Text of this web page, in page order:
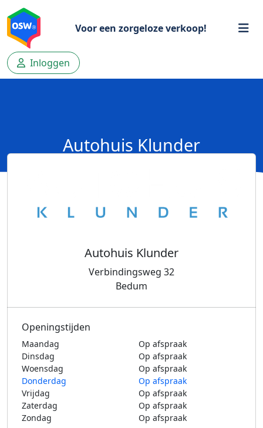
Voor een zorgeloze verkoop!
Inloggen
Autohuis Klunder
Autohuis Klunder
Verbindingsweg 32
Bedum
Openingstijden
Maandag
Op afspraak
Dinsdag
Op afspraak
Woensdag
Op afspraak
Donderdag
Op afspraak
Vrijdag
Op afspraak
Zaterdag
Op afspraak
Zondag
Op afspraak